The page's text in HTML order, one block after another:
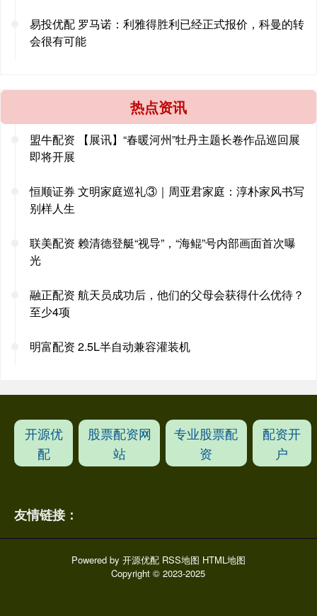
易投优配 罗马诺：利雅得胜利已经正式报价，科曼的转
会很有可能
热点资讯
盟牛配资 【展讯】“春暖河州”牡丹主题长卷作品巡回展
即将开展
恒顺证券 文明家庭巡礼③｜周亚君家庭：淳朴家风书写
别样人生
联美配资 赖清德登艇“视导”，“海鲲”号内部画面首次曝
光
融正配资 航天员成功后，他们的父母会获得什么优待？
至少4项
明富配资 2.5L半自动兼容灌装机
开源优
配
股票配资网
站
专业股票配
资
配资开
户
友情链接：
Powered by 开源优配 RSS地图 HTML地图
Copyright© 2023-2025